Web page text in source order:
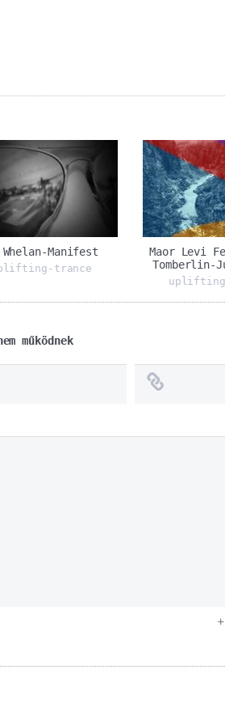
Manifest
trance
Maor Levi
Tomberlin-
működnek